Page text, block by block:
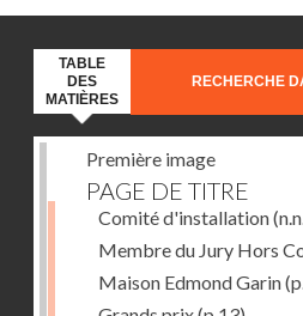
TABLE
DES
MATIÈRES
RECHERCHE
Première image
PAGE DE TITRE
Comité d'installation
Membre du Jury Hors
Maison Edmond Garin